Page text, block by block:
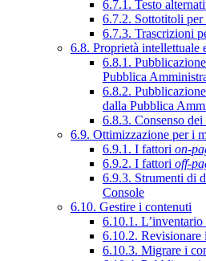
6.7.1. Testo
6.7.2. Sottotitoli
6.7.3. Trascrizioni
6.8. Proprietà intellettuale
6.8.1.
Pubblica
6.8.2.
dalla Pubblica
6.8.3. Consenso
6.9. Ottimizzazione per i
6.9.1. I fattori on-
6.9.2. I fattori off-
6.9.3. Strumenti di
Console
6.10. Gestire i contenuti
6.10.1.
6.10.2. Revisionare
6.10.3. Migrare i